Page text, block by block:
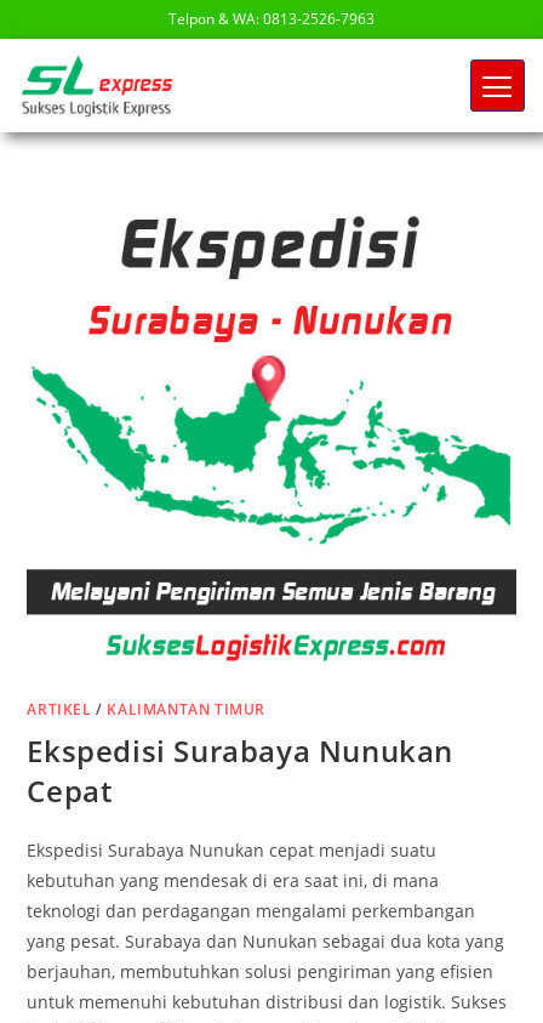
Telpon & WA: 0813-2526-7963
ARTIKEL / KALIMANTAN TIMUR
Ekspedisi Surabaya Nunukan
Cepat
Ekspedisi Surabaya Nunukan cepat menjadi suatu
kebutuhan yang mendesak di era saat ini, di mana
teknologi dan perdagangan mengalami perkembangan
yang pesat. Surabaya dan Nunukan sebagai dua kota yang
berjauhan, membutuhkan solusi pengiriman yang efisien
untuk memenuhi kebutuhan distribusi dan logistik. Sukses